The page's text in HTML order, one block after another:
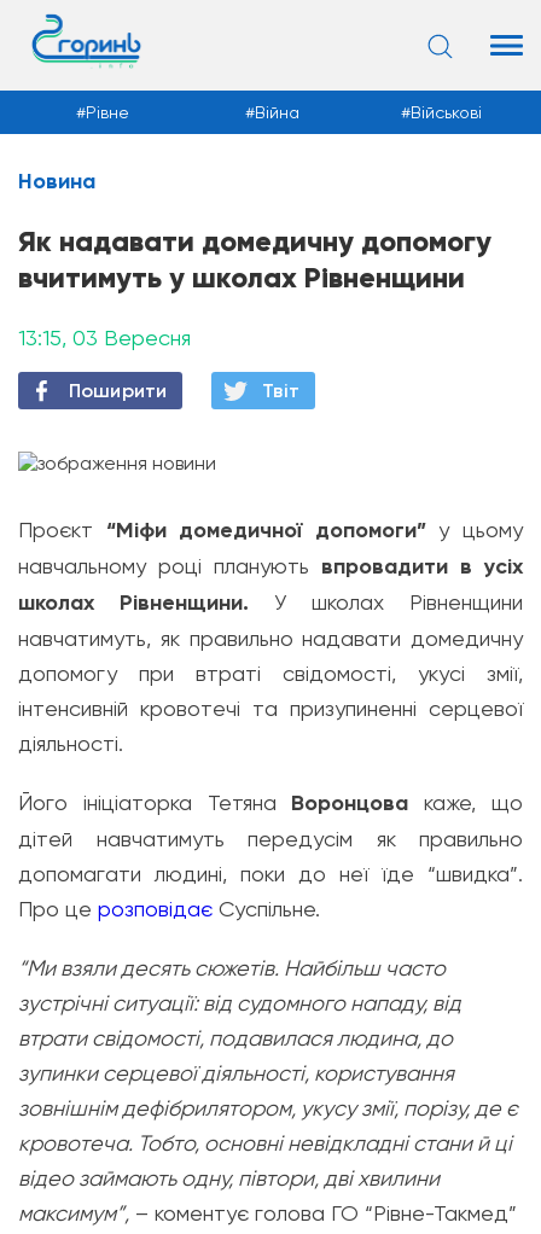
Новини
Рівне Війна Військові
Новина
Як надавати домедичну допомогу
вчитимуть у школах Рівненщини
13:15, 03 Вересня
Поширити Твiт
Проєкт “Міфи домедичної допомоги”у цьому
навчальному році планують впровадити в усіх
школах Рівненщини. У школах Рівненщини
навчатимуть, як правильно надавати домедичну
допомогу при втраті свідомості, укусі змії,
інтенсивній кровотечі та призупиненні серцевої
діяльності.
Його ініціаторка Тетяна Воронцова каже, що
дітей навчатимуть передусім як правильно
допомагати людині, поки до неї їде “швидка”.
Про це розповідає Суспільне.
“Ми взяли десять сюжетів. Найбільш часто
зустрічні ситуації: від судомного нападу, від
втрати свідомості, подавилася людина, до
зупинки серцевої діяльності, користування
зовнішнім дефібрилятором, укусу змії, порізу, де є
кровотеча. Тобто, основні невідкладні стани й ці
відео займають одну, півтори, дві хвилини
максимум”, – коментує голова ГО “Рівне-Такмед”